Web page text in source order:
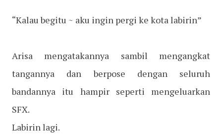
“Kalau begitu ~ aku ingin pergi ke kota labirin”
Arisa mengatakannya sambil mengangkat
tangannya dan berpose dengan seluruh
bandannya itu hampir seperti mengeluarkan
SFX.
Labirin lagi.